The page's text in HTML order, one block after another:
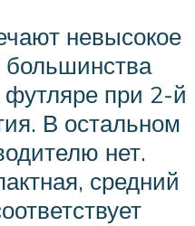
невысокое
большинства
при 2-й
В остальном
нет.
средний